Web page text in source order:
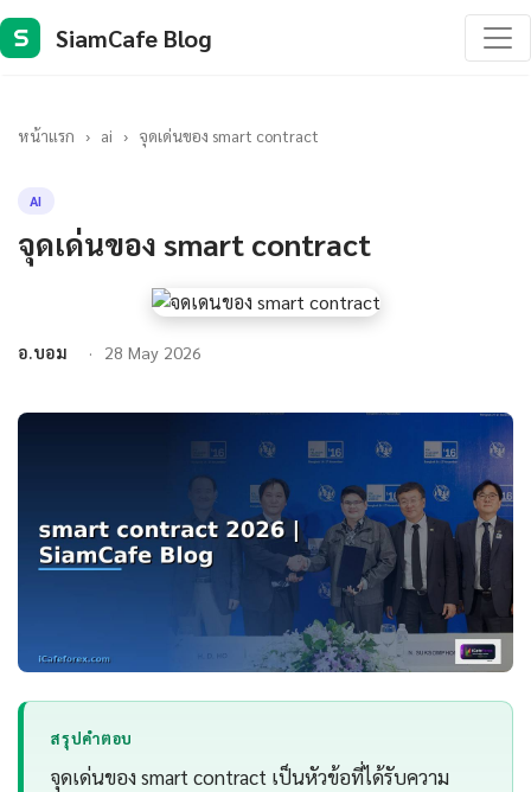
S SiamCafe Blog
หน้าแรก › ai › จุดเด่นของ smart contract
AI
จุดเด่นของ smart contract
อ.บอม 28 May 2026
สรุปคำตอบ
จุดเด่นของ smart contract เป็นหัวข้อที่ได้รับความ